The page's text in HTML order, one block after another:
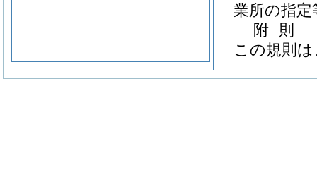
業所の指
附 則
この規則